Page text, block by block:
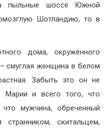
пыльные шоссе Южной
Шотландию, то в
дома, окружённого
смуглая женщина в белом
Забыть это он не
Марии и всего того, что
мужчина, обреченный
скитальцем,